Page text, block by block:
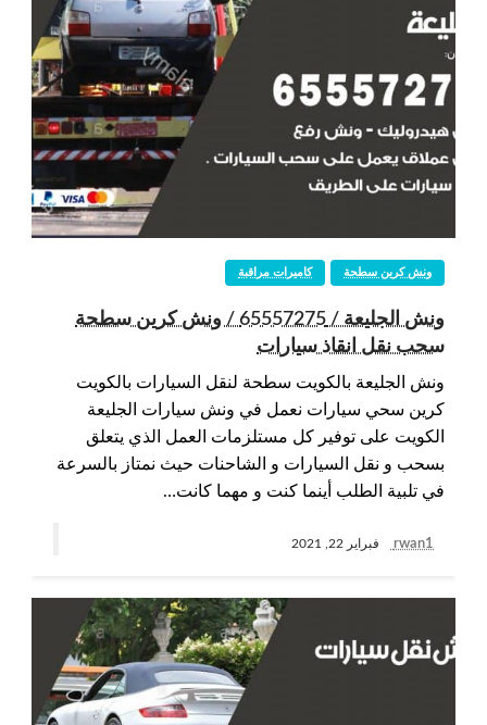
كاميرات مراقبة ونش كرين سطحة
ونش الجليعة / 65557275 / ونش كرين سطحة
سحب نقل انقاذ سيارات
ونش الجليعة بالكويت سطحة لنقل السيارات بالكويت
كرين سحي سيارات نعمل في ونش سيارات الجليعة
الكويت على توفير كل مستلزمات العمل الذي يتعلق
بسحب و نقل السيارات و الشاحنات حيث نمتاز بالسرعة
في تلبية الطلب أينما كنت و مهما كانت…
rwan1 فبراير 22, 2021